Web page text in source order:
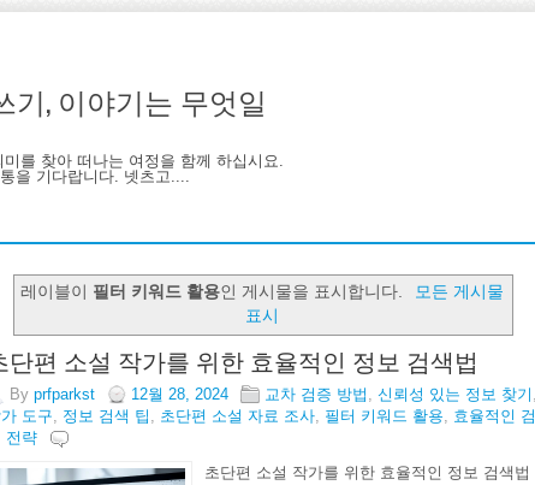
기, 이야기는 무엇일
를 찾아 떠나는 여정을 함께 하십시요.
을 기다랍니다. 넷츠고....
레이블이 필터 키워드 활용인 게시물을 표시합니다.
모든 게시물
표시
단편 소설 작가를 위한 효율적인 정보 검색법
By prfparkst 12월 28, 2024 교차 검증 방법 신뢰성 있는 정보 찾기
도구
정보 검색 팁 초단편 소설 자료 조사 필터 키워드 활용
효율적인 검
전략
초단편 소설 작가를 위한 효율적인 정보 검색법